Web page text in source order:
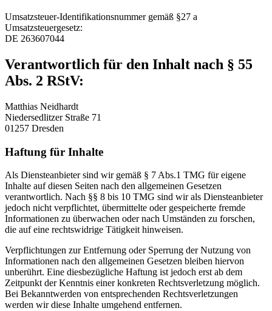
Umsatzsteuer-Identifikationsnummer gemäß §27 a
Umsatzsteuergesetz:
DE 263607044
Verantwortlich für den Inhalt nach § 55
Abs. 2 RStV:
Matthias Neidhardt
Niedersedlitzer Straße 71
01257 Dresden
Haftung für Inhalte
Als Diensteanbieter sind wir gemäß § 7 Abs.1 TMG für eigene
Inhalte auf diesen Seiten nach den allgemeinen Gesetzen
verantwortlich. Nach §§ 8 bis 10 TMG sind wir als Diensteanbieter
jedoch nicht verpflichtet, übermittelte oder gespeicherte fremde
Informationen zu überwachen oder nach Umständen zu forschen,
die auf eine rechtswidrige Tätigkeit hinweisen.
Verpflichtungen zur Entfernung oder Sperrung der Nutzung von
Informationen nach den allgemeinen Gesetzen bleiben hiervon
unberührt. Eine diesbezügliche Haftung ist jedoch erst ab dem
Zeitpunkt der Kenntnis einer konkreten Rechtsverletzung möglich.
Bei Bekanntwerden von entsprechenden Rechtsverletzungen
werden wir diese Inhalte umgehend entfernen.